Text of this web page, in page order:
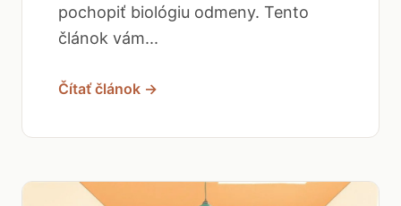
pochopiť biológiu odmeny. Tento
článok vám...
Čítať článok →